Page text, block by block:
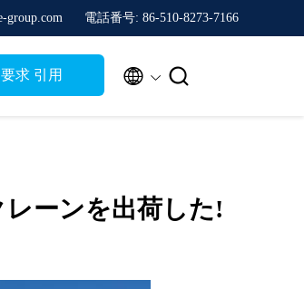
group.com 電話番号: 86-510-8273-7166
要求 引用  
ーンを出荷した!